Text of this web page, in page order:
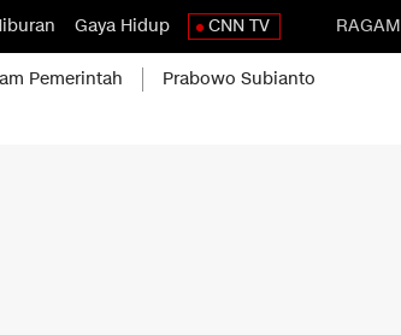
Gaya Hidup CNN TV RAGAM
Pemerintah Prabowo Subianto